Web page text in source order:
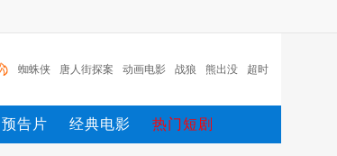
蜘蛛侠 唐人街探案 动画电影 战狼 熊出没 超时
空 哥斯拉 重生 冰雪奇缘2 斗罗大陆
预告片 经典电影 热门短剧